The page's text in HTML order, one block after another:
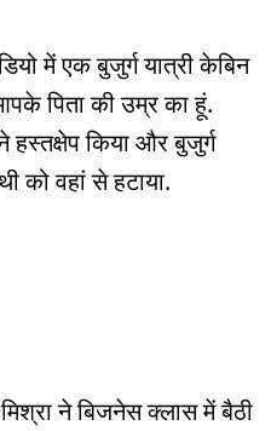
में एक बुजुर्ग यात्री केबिन
पिता की उम्र का हूं.
किया और बुजुर्ग
को वहां से हटाया.
ने बिजनेस क्लास में बैठी